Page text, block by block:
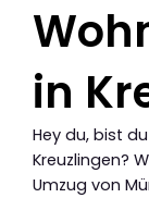
in
Hey du, bist
Kreuzlingen?
Umzug von